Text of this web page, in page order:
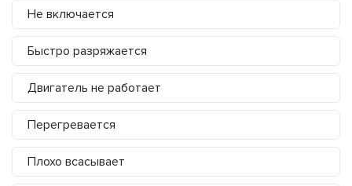
Не включается
Быстро разряжается
Двигатель не работает
Перегревается
Плохо всасывает